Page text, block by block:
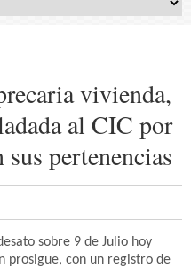
vivienda,
al CIC por
pertenencias
sobre 9 de Julio hoy
prosigue, con un registro de